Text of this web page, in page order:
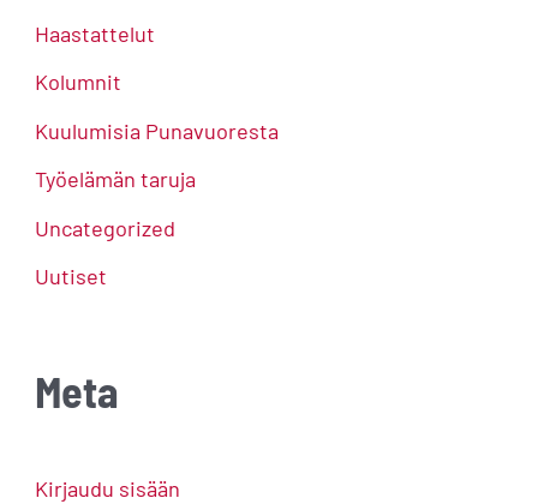
Haastattelut
Kolumnit
Kuulumisia Punavuoresta
Työelämän taruja
Uncategorized
Uutiset
Meta
Kirjaudu sisään